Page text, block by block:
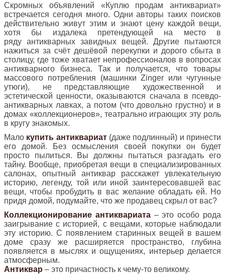
Скромных объявлений «Куплю продам антиквариат»
встречается сегодня много. Одни авторы таких поисков
действительно живут этим и знают цену каждой вещи,
хотя бы издалека претендующей на место в
ряду антикварных завидных вещей. Другие пытаются
нажиться за счёт дешёвой перекупки и дорого сбыта в
столицу, где тоже хватает непрофессионалов в вопросах
антикварного бизнеса. Так и получается, что товары
массового потребления (машинки Zinger или чугунные
утюги), не представляющие художественной и
эстетической ценности, оказываются сначала в псевдо-
антикварных лавках, а потом (что довольно грустно) и в
домах «коллекционеров», театрально играющих эту роль
в кругу знакомых.
Мало купить антиквариат(даже подлинный) и принести
его домой. Без осмысления своей покупки он будет
просто пылиться. Вы должны пытаться разгадать его
тайну. Вообще, приобретая вещи в специализированных
салонах, опытный антиквар расскажет увлекательную
историю, легенду, той или иной заинтересовавшей вас
вещи, чтобы пробудить в вас желание обладать ей. Но
придя домой, подумайте, что же продавец скрыл от вас?
Коллекционирование антиквариата– это особо рода
заигрывание с историей, с вещами, которые наблюдали
эту историю. С появлением старинных вещей в вашем
доме сразу же расширяется пространство, глубина
появляется в мыслях и ощущениях, интерьер делается
атмосферным.
Антиквар – это причастность к чему-то великому.